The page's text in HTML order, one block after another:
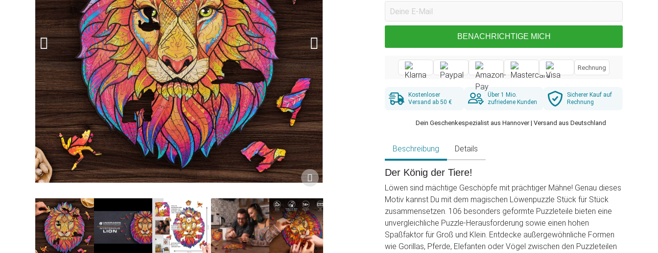
BENACHRICHTIGE MICH
Rechnung
Kostenloser
Versand ab 50 €
Über 1 Mio.
zufriedene Kunden
Sicherer Kauf auf
Rechnung
Dein Geschenkespezialist aus Hannover | Versand aus Deutschland
Beschreibung Details
Der König der Tiere!
Löwen sind mächtige Geschöpfe mit prächtiger Mähne! Genau dieses
Motiv kannst Du mit dem magischen Löwenpuzzle Stück für Stück
zusammensetzen. 106 besonders geformte Puzzleteile bieten eine
unvergleichliche Puzzle-Herausforderung sowie einen hohen
Spaßfaktor für Groß und Klein. Entdecke außergewöhnliche Formen
wie Gorillas, Pferde, Elefanten oder Vögel zwischen den Puzzleteilen